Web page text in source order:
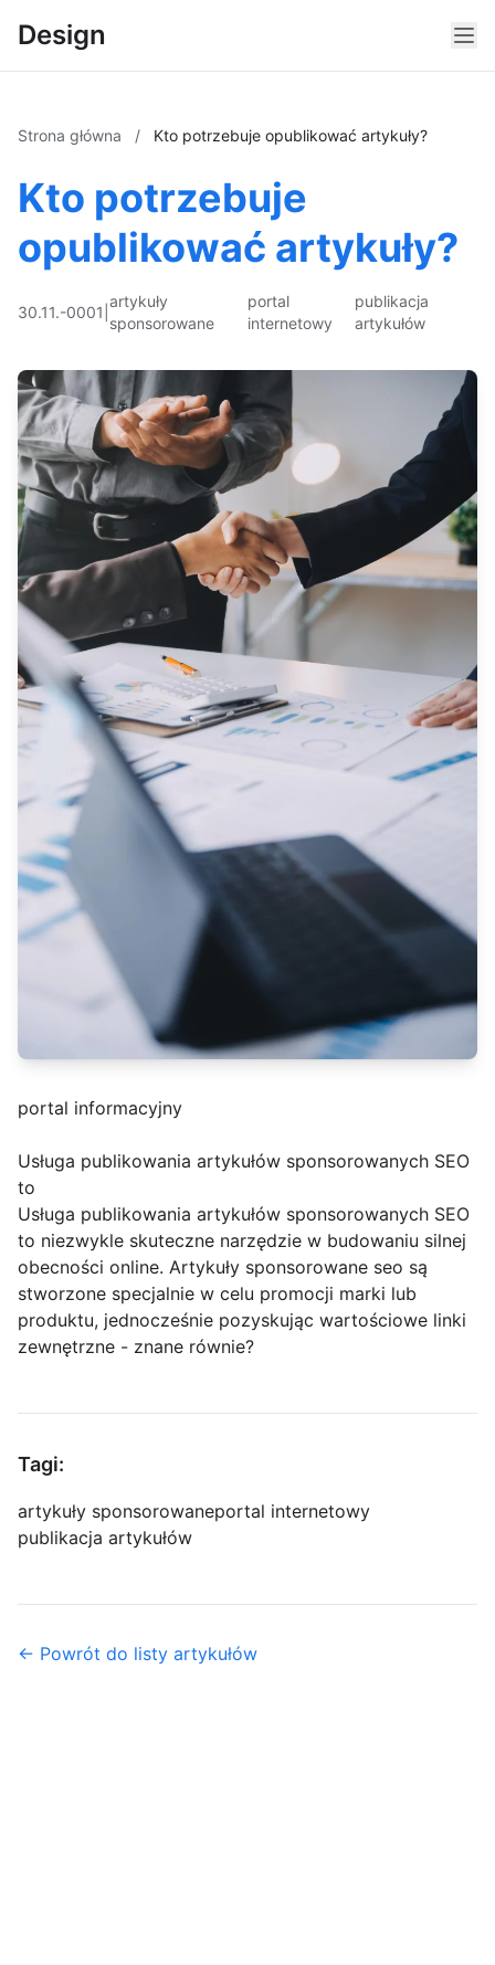
Design
Strona główna / Kto potrzebuje opublikować artykuły?
Kto potrzebuje
opublikować artykuły?
30.11.-0001
artykuły
sponsorowane
portal
internetowy
publikacja
artykułów
portal informacyjny
Usługa publikowania artykułów sponsorowanych SEO
to
Usługa publikowania artykułów sponsorowanych SEO
to niezwykle skuteczne narzędzie w budowaniu silnej
obecności online. Artykuły sponsorowane seo są
stworzone specjalnie w celu promocji marki lub
produktu, jednocześnie pozyskując wartościowe linki
zewnętrzne - znane równie?
Tagi:
artykuły sponsorowaneportal internetowy
publikacja artykułów
← Powrót do listy artykułów